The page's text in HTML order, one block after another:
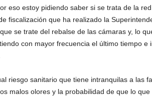
eso estoy pidiendo saber si se trata de la
fiscalización que ha realizado la
se trate del rebalse de las cámaras y, lo
con mayor frecuencia el último tiempo e
riesgo sanitario que tiene intranquilas a las
malos olores y la probabilidad de que lo